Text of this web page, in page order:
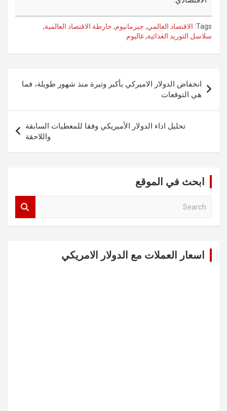
Tags: الاقتصاد العالمي, جيرمانيوم, خارطة الاقتصاد العالمية,
سلاسل التوريد الغذائية,غاليوم
المقالات
انخفاض الدولار الاميركي بأكبر وتيرة منذ شهور طويلة، فما
هي التوقعات
تحليل اداء الدولار الأميريكي وفقا للمعطيات السابقة
واللاحقة
ابحث في الموقع
اسعار العملات مع الدولار الامريكي